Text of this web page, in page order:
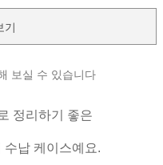
기
보실 수 있습니다
정리하기 좋은
수납 케이스예요.